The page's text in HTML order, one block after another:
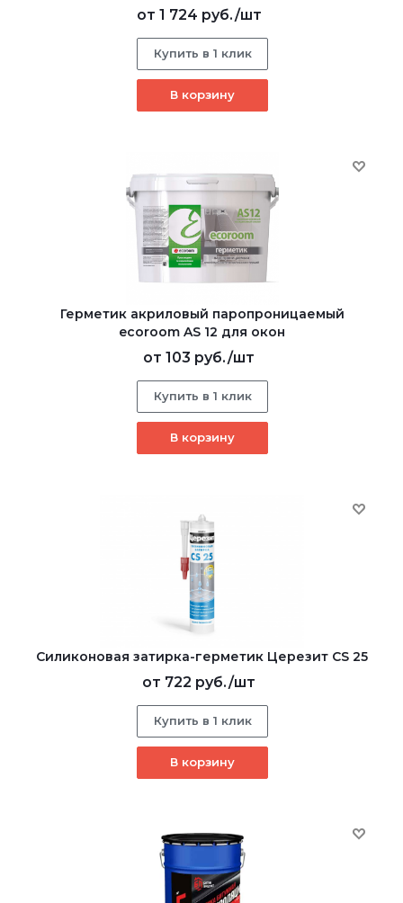
от 1 724 руб./шт
Купить в 1 клик
В корзину
Герметик акриловый паропроницаемый
ecoroom AS 12 для окон
от 103 руб./шт
Купить в 1 клик
В корзину
Cиликоновая затирка-герметик Церезит CS 25
от 722 руб./шт
Купить в 1 клик
В корзину